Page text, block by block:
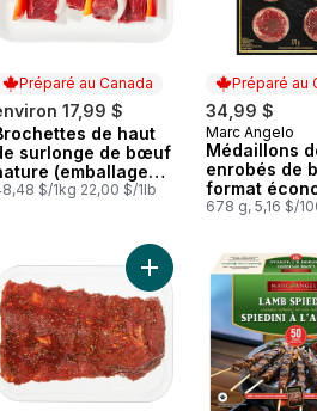
Préparé au Canada
17,99 $
au Canada
de haut
surlonge de bœuf
(emballage
2)$/1kg 22,00 $/1lb
Préparé au
34,99 $
Préparé au
Marc Angelo
Médaillons
enrobés de
format
678 g, 5,16 $/
de 2 (Consultez la
panierde flanc de bœuf mariné
Ajouter Côtes de